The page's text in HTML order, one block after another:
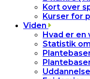
Kort over
Kurser for
Viden
Hvad er en
Statistik
Uddannelse